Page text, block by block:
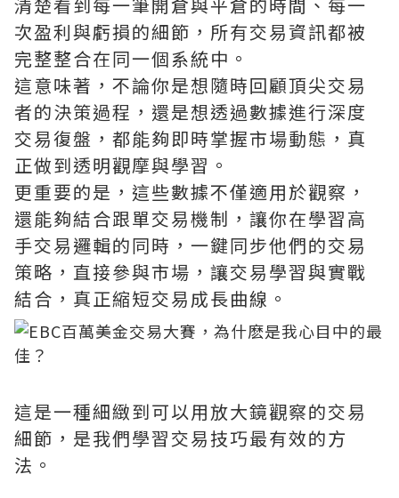
次盈利與虧損的細節，所有交易資訊都被
完整整合在同一個系統中。
這意味著，不論你是想隨時回顧頂尖交易
者的決策過程，還是想透過數據進行深度
交易復盤，都能夠即時掌握市場動態，真
正做到透明觀摩與學習。
更重要的是，這些數據不僅適用於觀察，
還能夠結合跟單交易機制，讓你在學習高
手交易邏輯的同時，一鍵同步他們的交易
策略，直接參與市場，讓交易學習與實戰
結合，真正縮短交易成長曲線。
這是一種細緻到可以用放大鏡觀察的交易
細節，是我們學習交易技巧最有效的方
法。